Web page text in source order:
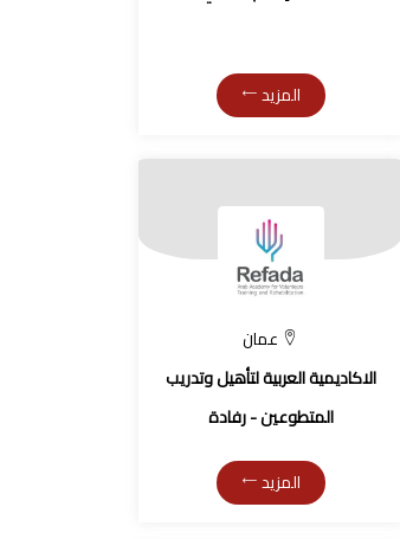
المزيد
عمان
الاكاديمية العربية لتأهيل وتدريب
المتطوعين - رفادة
المزيد